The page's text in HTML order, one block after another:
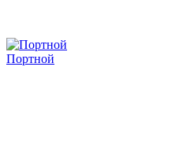
Портной